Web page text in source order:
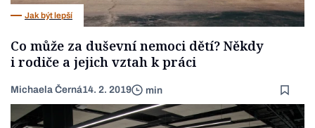
Jak být lepší
Co může za duševní nemoci dětí? Někdy
i rodiče a jejich vztah k práci
Michaela Černá14. 2. 2019 min